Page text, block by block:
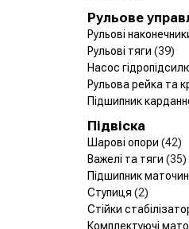
Рульове
Рульові
Рульові тяги (39)
Насос
Рульова рейка та
Підшипник
Підвіска
Шарові опори (42)
Важелі та тяги (35)
Підшипник
Ступиця (2)
Стійки
Комплектуючі